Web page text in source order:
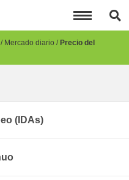
Mercado diario Precio del
(IDAs)